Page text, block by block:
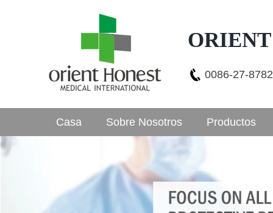
0086-27-
Casa Sobre Nosotros Productos